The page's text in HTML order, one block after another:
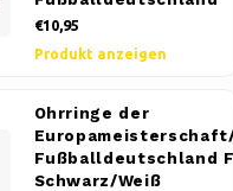
€10,95
Produkt anzeigen
Ohrringe der
Fußballdeutschland
Schwarz/Weiß